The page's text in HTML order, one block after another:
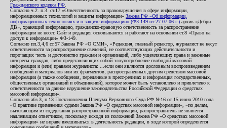
Гражданского кодекса РФ
Согласно ч.2. п.3. ст.17 «Ответственность за правонарушения в сфере информации,
информационных технологий и защиты информации» Закона РФ «Об информации,
информационных технологиях и о защите информации» (ФЗ-149 от 27.07.06 г.) архив «Дебри-
ДВ», хранящий информацию, гражданско-правовую ответственность за распространение
информации не несет. Сайт и редакция основываются и работают на основании ст.8 «Право на
доступ к информации» ФЗ-149.
Согласно пп.3,4,6 ст.57 Закона РФ «О СМИ», «Редакция, главный редактор, журналист не несут
ответственности за распространение сведений, не соответствующих действительности и
порочащих честь и достоинство граждан и организаций, либо ущемляющих права и законные
интересы граждан, либо представляющих собой злоупотребление свободой массовой
информации и (или) правами журналиста: ...если они являются дословным воспроизведением
сообщений и материалов или их фрагментов, распространенных другим средством массовой
информации (а также сообщения, переданные в пресс-релизах и информация государственных,
общественных организаций и объединений), которое может быть установлено и привлечено к
ответственности за данное нарушение законодательства Российской Федерации о средствах
массовой информации».
Согласно абз.3, п.13 Постановления Пленума Верховного Суда РФ №16 от 15 июня 2010 года
«О практике применения судами Закона РФ «О средствах массовой информации», «по делам,
вытекающим из содержания распространенной информации, распространитель не является
надлежащим ответчиком, поскольку исходя из положений Закона РФ «О средствах массовой
информации» не вправе вмешиваться в деятельность редакции, в ходе которой определяется